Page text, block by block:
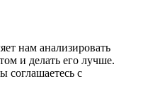
нам анализировать
и делать его лучше.
соглашаетесь с